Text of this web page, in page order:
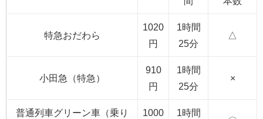
特急おだわら
1020
円
1時間
25分
△
小田急（特急）
910
円
1時間
25分
×
普通列車グリーン車（乗り
1000
1時間